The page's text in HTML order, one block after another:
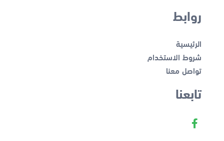
روابط
الرئيسية
شروط الاستخدام
تواصل معنا
تابعنا